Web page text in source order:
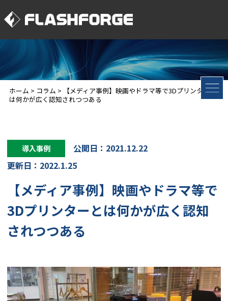
ホーム > コラム >
【メディア事例】映画やドラマ等で3Dプリンターと
は何かが広く認知されつつある
導入事例
公開日：2021.12.22
更新日：2022.1.25
【メディア事例】映画やドラマ等で
3Dプリンターとは何かが広く認知
されつつある